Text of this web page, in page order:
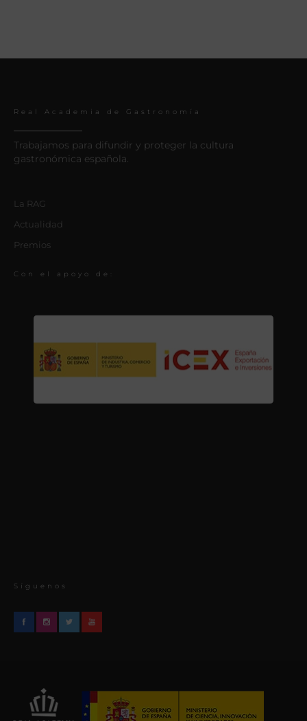
Real Academia de Gastronomía
Trabajamos para difundir y proteger la cultura
gastronómica española.
La RAG
Actualidad
Premios
Con el apoyo de:
Síguenos